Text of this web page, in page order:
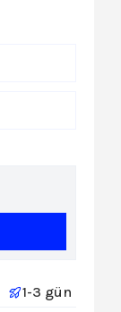
1-3 gün